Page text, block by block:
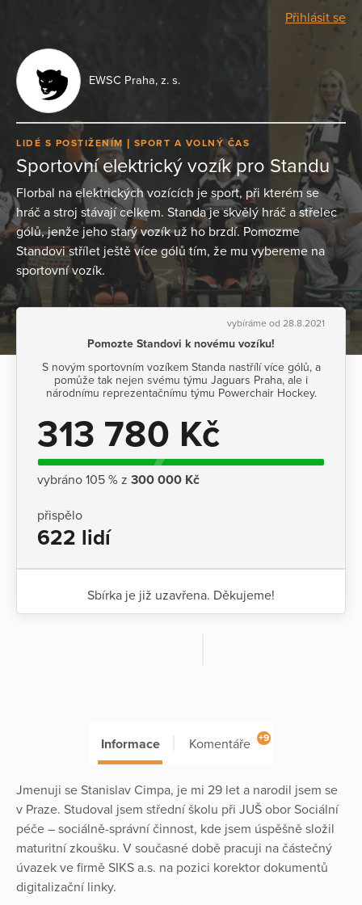
Přihlásit se
EWSC Praha, z. s.
LIDÉ S POSTIŽENÍM SPORT A VOLNÝ ČAS
Sportovní elektrický vozík pro Standu
Florbal na elektrických vozících je sport, při kterém se
hráč a stroj stávají celkem. Standa je skvělý hráč a střelec
gólů, jenže jeho starý vozík už ho brzdí. Pomozme
Standovi střílet ještě více gólů tím, že mu vybereme na
sportovní vozík.
vybíráme od 28.8.2021
Pomozte Standovi k novému vozíku!
S novým sportovním vozíkem Standa nastřílí více gólů, a
pomůže tak nejen svému týmu Jaguars Praha, ale i
národnímu reprezentačnímu týmu Powerchair Hockey.
313 780 Kč
vybráno 105 % z 300 000 Kč
přispělo
622 lidí
Sbírka je již uzavřena. Děkujeme!
Informace Komentáře +9
Jmenuji se Stanislav Cimpa, je mi 29 let a narodil jsem se
v Praze. Studoval jsem střední školu při JUŠ obor Sociální
péče – sociálně-správní činnost, kde jsem úspěšně složil
maturitní zkoušku. V současné době pracuji na částečný
úvazek ve firmě SIKS a.s. na pozici korektor dokumentů
digitalizační linky.